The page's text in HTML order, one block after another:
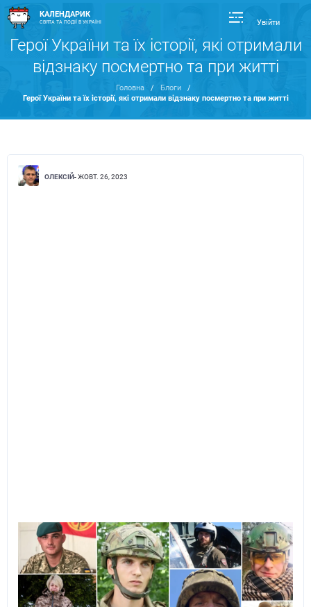
КАЛЕНДАРИК
СВЯТА ТА ПОДІЇ В УКРАЇНІ Увійти
Герої України та їх історії, які отримали
відзнаку посмертно та при житті
Головна / Блоги
/
Герої України та їх історії, які отримали відзнаку посмертно та при житті
ОЛЕКСІЙ- ЖОВТ. 26, 2023